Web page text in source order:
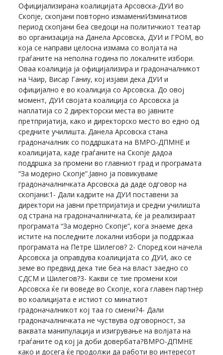
Официјализирана коалицијата Арсовска-ДУИ во
Скопје, скопјани повторно измамениИзминатиов
период скопјани беа сведоци на политичкиот театар
во организација на Данела Арсовска, ДУИ и ГРОМ, во
која се направи целосна измама со волјата на
граѓаните на неполна година по локалните избори.
Оваа коалиција ја официјализира и градоначалникот
на Чаир, Висар Ганиу, кој изјави дека ДУИ и
официјално е во коалиција со Арсовска. До овој
момент, ДУИ својата коалиција со Арсовска ја
наплатија со 2 директорски места во јавните
претпријатија, како и директорско место во едно од
средните училишта. Данела Арсовска стана
градоначалник со поддршката на ВМРО-ДПМНЕ и
коалицијата, каде граѓаните на Скопје дадоа
поддршка за промени во главниот град и програмата
“За модерно Скопје”.Јавно ја повикуваме
градоначалничката Арсовска да даде одговор на
скопјани:1- Дали кадрите на ДУИ поставени за
директори на јавни претпријатија и средни училишта
од страна на градоначалничката, ќе ја реализираат
програмата “За модерно Скопје”, кога знаеме дека
истите на последните локални избори ја поддржаа
програмата на Петре Шилегов? 2- Според кои начела
Арсовска ја оправдува коалицијата со ДУИ, ако се
земе во предвид дека тие беа на власт заедно со
СДСМ и Шилегов?3- Какви се тие промени кои
Арсовска ќе ги воведе во Скопје, кога главен партнер
во коалицијата е истиот со минатиот
градоначалникот кој таа го смени?4- Дали
градоначалничката не чуствува одговорност, за
ваквата манипулација и изигрување на волјата на
граѓаните од кој ја доби довербата?ВМРО-ДПМНЕ
како и досега ќе продолжи да работи во интересот